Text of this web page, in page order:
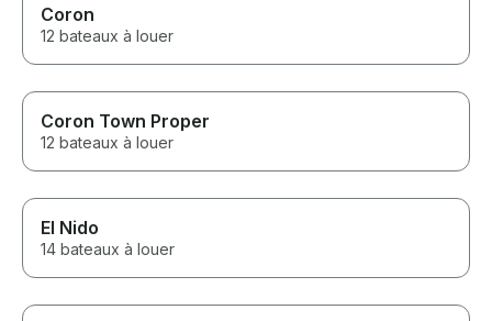
Coron
12 bateaux à louer
Coron Town Proper
12 bateaux à louer
El Nido
14 bateaux à louer